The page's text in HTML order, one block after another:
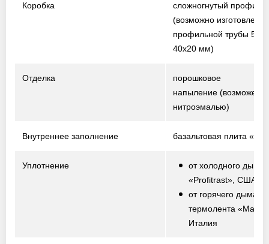
Коробка
сложногнутый профиль
(возможно
профильной трубы
40х20 мм)
Отделка
порошковое
напыление (возможен
нитроэмалью)
Внутреннее заполнение базальтовая плита
Уплотнение
от холодного дыма
«Profitrast», США
от горячего дыма –
термолента
Италия